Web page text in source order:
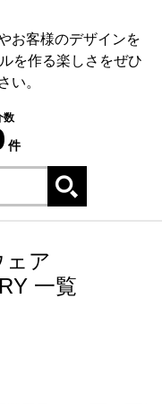
お客様のデザインを
を作る楽しさをぜひ
い。
数
件
ェア
一覧